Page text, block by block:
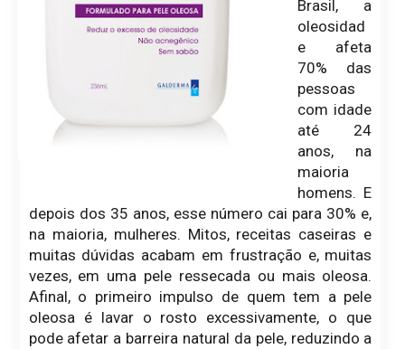
Brasil, a
oleosidad
e afeta
70% das
pessoas
com idade
até 24
anos, na
maioria
homens. E
depois dos 35 anos, esse número cai para 30% e,
na maioria, mulheres. Mitos, receitas caseiras e
muitas dúvidas acabam em frustração e, muitas
vezes, em uma pele ressecada ou mais oleosa.
Afinal, o primeiro impulso de quem tem a pele
oleosa é lavar o rosto excessivamente, o que
pode afetar a barreira natural da pele, reduzindo a